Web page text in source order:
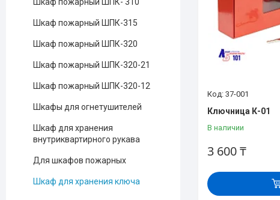
37-001
Ключница К-01
В наличии
3 600 ₸
Шкаф пожарный ШПК-315
Шкаф пожарный ШПК-320
Шкаф пожарный ШПК-320-21
Шкаф пожарный ШПК-320-12
Шкафы для огнетушителей
Шкаф для хранения
внутриквартирного рукава
Для шкафов пожарных
Шкаф для хранения ключа